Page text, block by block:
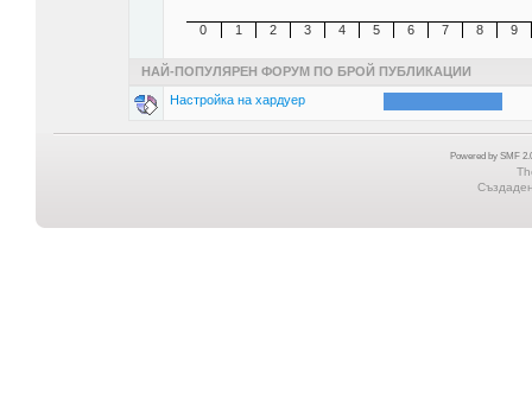
0 1 2 3 4 5 6 7 8 9
НАЙ-ПОПУЛЯРЕН ФОРУМ ПО БРОЙ ПУБЛИКАЦИИ
Настройка на хардуер
Powered by SMF